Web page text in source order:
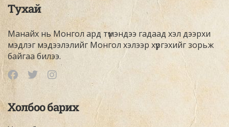
Тухай
Манайх нь Монгол ард түмэндээ гадаад хэл дээрхи
мэдлэг мэдээлэлийг Монгол хэлээр хүргэхийг зорьж
байгаа билээ.
Холбоо барих